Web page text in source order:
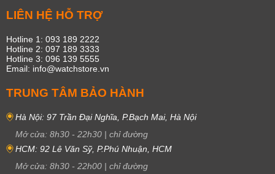
LIÊN HỆ HỖ TRỢ
Hotline 1: 093 189 2222
Hotline 2: 097 189 3333
Hotline 3: 096 139 5555
Email: info@watchstore.vn
TRUNG TÂM BẢO HÀNH
Hà Nội: 97 Trần Đại Nghĩa, P.Bạch Mai, Hà Nội
Mở cửa: 8h30 - 22h30 | chỉ đường
HCM: 92 Lê Văn Sỹ, P.Phú Nhuận, HCM
Mở cửa: 8h30 - 22h00 | chỉ đường